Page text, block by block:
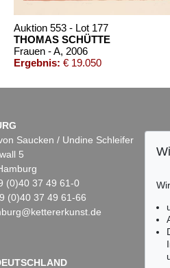
Auktion 553 - Lot 177
THOMAS SCHÜTTE
Frauen - A, 2006
Ergebnis: € 19.050
Sale
Saucken / Undine Schleifer
5
(0)40 37 49 61-0
(0)40 37 49 61-66